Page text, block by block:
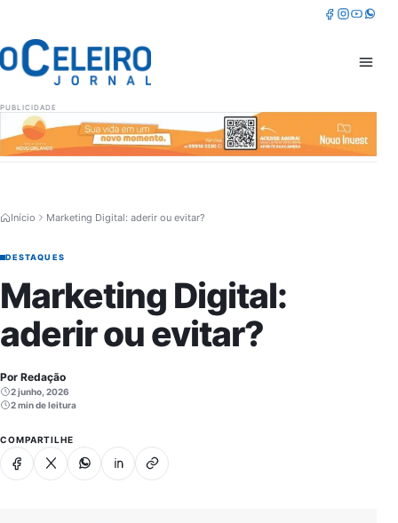
Facebook
Instagram
Youtube
PUBLICIDADE
Abrir
Início Marketing Digital: aderir ou evitar?
DESTAQUES
Marketing Digital:
aderir ou evitar?
Por Redação
2 junho, 2026
2 min de leitura
COMPARTILHE
Facebook
X WhatsappLinkedinCopiar link